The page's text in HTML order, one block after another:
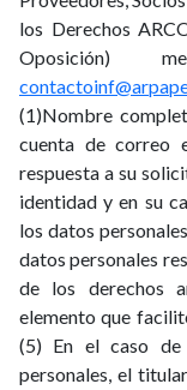
los Derechos
Oposición)
(1)Nombre
cuenta de correo
respuesta a su
identidad y en su
los datos
datos personales
de los derechos
elemento que
(5) En el caso de
personales, el